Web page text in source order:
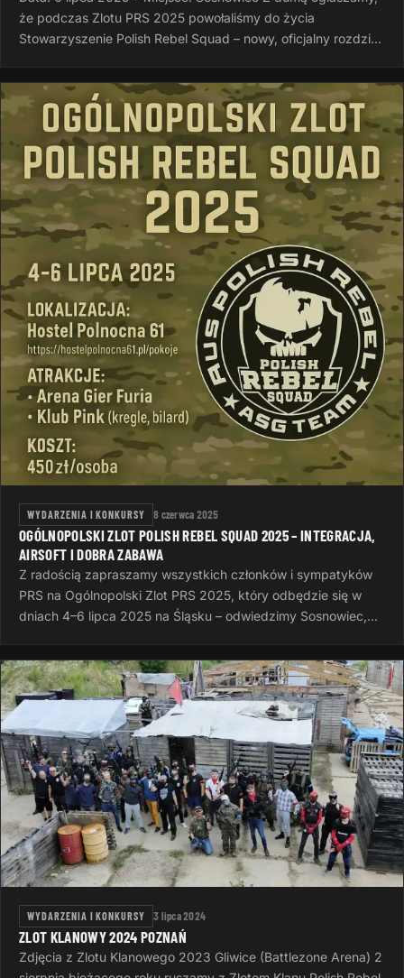
że podczas Zlotu PRS 2025 powołaliśmy do życia
Stowarzyszenie Polish Rebel Squad – nowy, oficjalny rozdział
WYDARZENIA I KONKURSY 8 czerwca 2025
OGÓLNOPOLSKI ZLOT POLISH REBEL SQUAD 2025 – INTEGRACJA,
AIRSOFT I DOBRA ZABAWA
Z radością zapraszamy wszystkich członków i sympatyków
PRS na Ogólnopolski Zlot PRS 2025, który odbędzie się w
dniach 4–6 lipca 2025 na Śląsku – odwiedzimy Sosnowiec,
WYDARZENIA I KONKURSY 3 lipca 2024
ZLOT KLANOWY 2024 POZNAŃ
Zdjęcia z Zlotu Klanowego 2023 Gliwice (Battlezone Arena) 2